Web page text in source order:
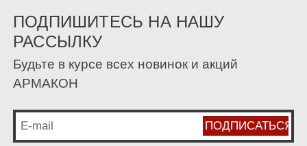
ПОДПИШИТЕСЬ НА НАШУ
РАССЫЛКУ
Будьте в курсе всех новинок и акций
АРМАКОН